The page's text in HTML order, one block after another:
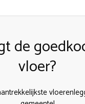
de
vloer?